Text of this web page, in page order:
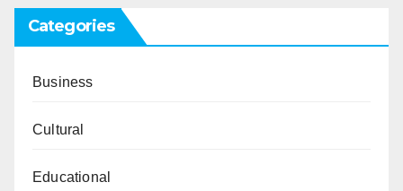
Categories
Business
Cultural
Educational